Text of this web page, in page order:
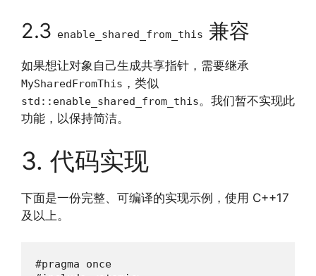
2.3 enable_shared_from_this 兼容
如果想让对象自己生成共享指针，需要继承
MySharedFromThis ，类似
std::enable_shared_from_this。我们暂不实现此
功能，以保持简洁。
3. 代码实现
下面是一份完整、可编译的实现示例，使用 C++17
及以上。
#pragma once